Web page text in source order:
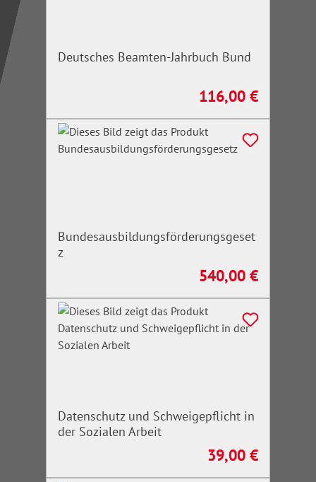
Deutsches Beamten-Jahrbuch Bund
Regulärer Preis:
116,00 €
Bundesausbildungsförderungsgeset
z
Regulärer Preis:
540,00 €
Datenschutz und Schweigepflicht in
der Sozialen Arbeit
Regulärer Preis:
39,00 €